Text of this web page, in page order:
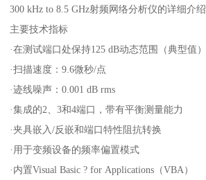
300 kHz to 8.5 GHz射频网络分析仪的详细介绍
主要技术指标
·在测试端口处保持125 dB动态范围（典型值）
·扫描速度：9.6微秒/点
·迹线噪声：0.001 dB rms
·集成的2、3和4端口，带有平衡测量能力
·夹具嵌入/反嵌和端口特性阻抗转换
·用于变频设备的频率偏置模式
·内置Visual Basic ? for Applications（VBA）